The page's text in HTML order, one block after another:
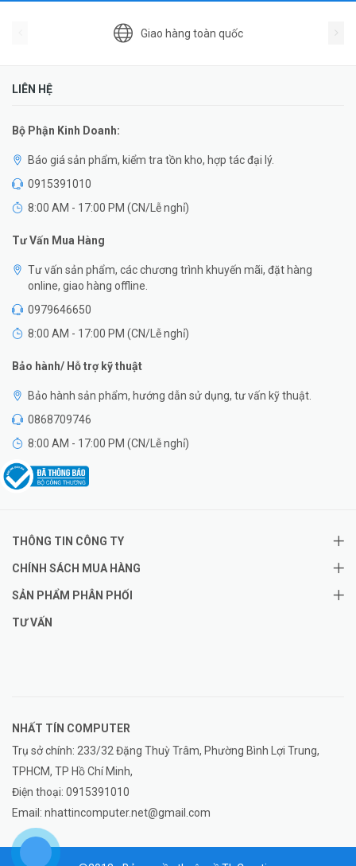
Giao hàng toàn quốc
LIÊN HỆ
Bộ Phận Kinh Doanh:
Báo giá sản phẩm, kiểm tra tồn kho, hợp tác đại lý.
0915391010
8:00 AM - 17:00 PM (CN/Lễ nghỉ)
Tư Vấn Mua Hàng
Tư vấn sản phẩm, các chương trình khuyến mãi, đặt hàng
online, giao hàng offline.
0979646650
8:00 AM - 17:00 PM (CN/Lễ nghỉ)
Bảo hành/ Hỗ trợ kỹ thuật
Bảo hành sản phẩm, hướng dẫn sử dụng, tư vấn kỹ thuật.
0868709746
8:00 AM - 17:00 PM (CN/Lễ nghỉ)
THÔNG TIN CÔNG TY
CHÍNH SÁCH MUA HÀNG
SẢN PHẨM PHÂN PHỐI
TƯ VẤN
NHẤT TÍN COMPUTER
Trụ sở chính: 233/32 Đặng Thuỳ Trâm, Phường Bình Lợi Trung,
TPHCM, TP Hồ Chí Minh,
Điện thoại: 0915391010
Email: nhattincomputer.net@gmail.com